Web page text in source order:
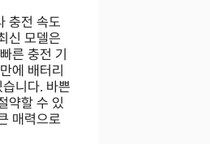
충전 속도
신 모델은
른 충전 기
에 배터리
니다. 바쁜
약할 수 있
매력으로